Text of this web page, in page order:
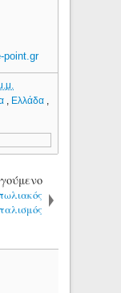
point.gr
Ελλάδα